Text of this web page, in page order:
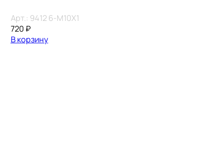
Арт.: 9412 6-M10X1
720 ₽
В корзину